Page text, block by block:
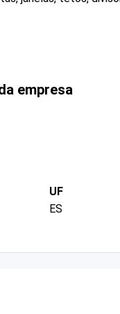
empresa
UF
ES